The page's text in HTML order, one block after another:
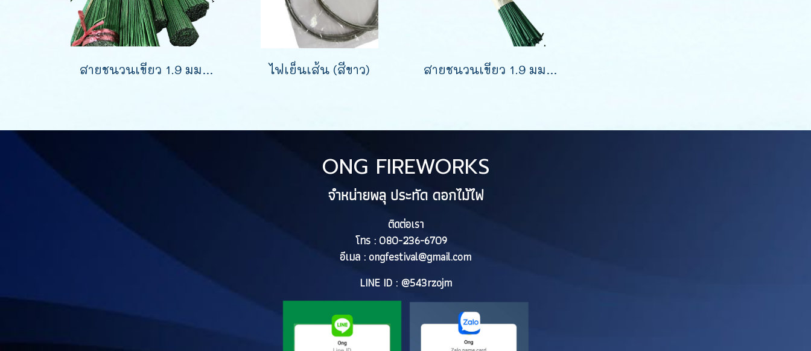
สายชนวนเขียว 1.9 มม. 400 เส้น ไฟเย็นเส้น (สีขาว) สายชนวนเขียว 1.9 มม. 20 เส้น
ONG FIREWORKS
จำหน่ายพลุ ประทัด ดอกไม้ไฟ
ติดต่อเรา
โทร : 080-236-6709
อีเมล : ongfestival@gmail.com
LINE ID : @543rzojm